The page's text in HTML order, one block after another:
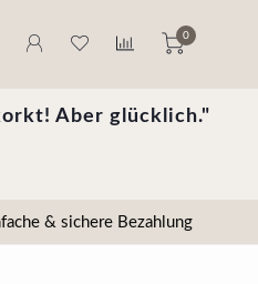
0
Aber glücklich."
& sichere Bezahlung